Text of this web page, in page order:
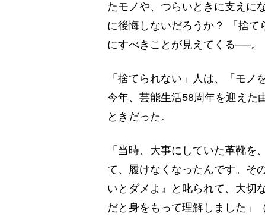
たモノや、つらいときに支えに
に後悔しないだろうか？ 「捨
にすべきことが見えてくる──。
「捨てられない」人は、「モノ
今年、芸能生活58周年を迎えた
ときだった。
「当時、大事にしていた革靴
て、履けなくなったんです。そ
いとダメよ』と叱られて、大切
だと身をもって理解しました」